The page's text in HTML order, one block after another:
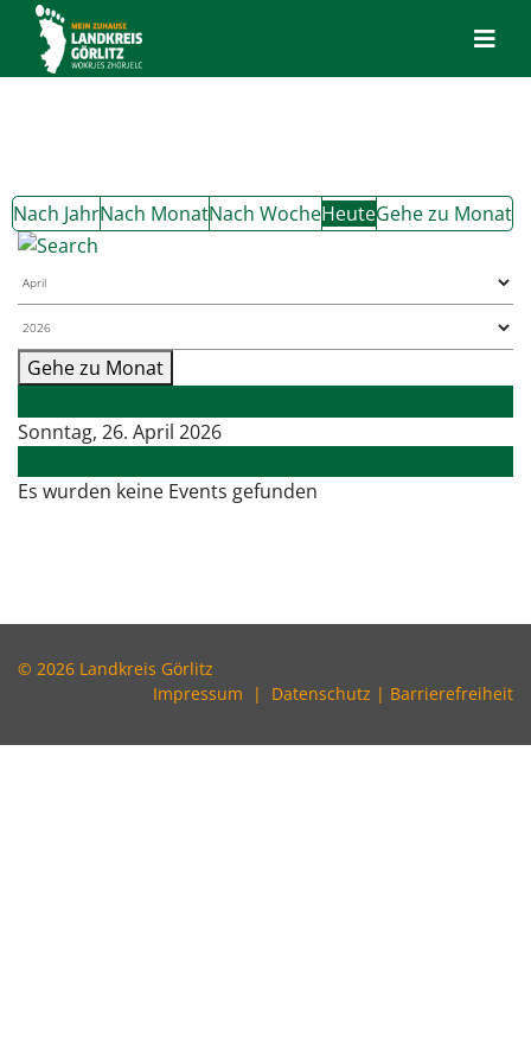
Nach JahrNach MonatNach WocheHeuteGehe zu Monat
Gehe zu Monat
Sonntag, 26. April 2026
Es wurden keine Events gefunden
© 2026 Landkreis Görlitz
Impressum | Datenschutz | Barrierefreiheit